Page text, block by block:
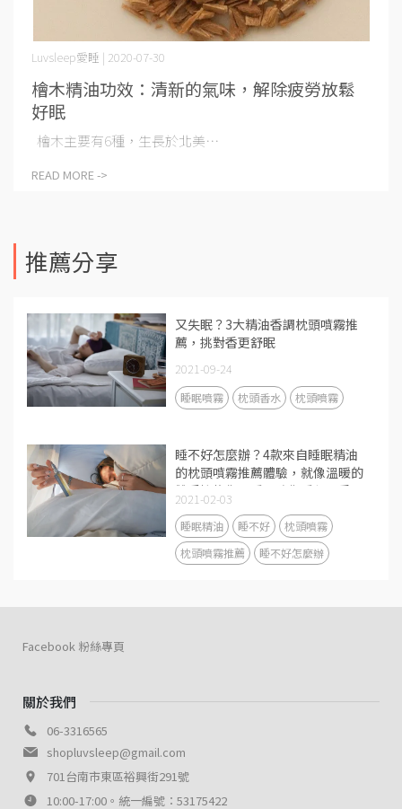
檜木精油功效：清新的氣味，解除疲勞放鬆
好眠
Luvsleep愛睡 | 2020-07-30
檜木主要有6種，生長於北美⋯
READ MORE ->
推薦分享
又失眠？3大精油香調枕頭噴霧推
薦，挑對香更舒眠
2021-09-24
睡眠噴霧 枕頭香水 枕頭噴霧
睡不好怎麼辦？4款來自睡眠精油
的枕頭噴霧推薦體驗，就像溫暖的
雙手擁抱你入睡，陪你睡得更香更
甜
2021-02-03
睡眠精油 睡不好
枕頭噴霧
枕頭噴霧推薦
睡不好怎麼辦
關於我們
06-3316565
shopluvsleep@gmail.com
701台南市東區裕興街291號
10:00-17:00。統一編號：53175422
Facebook 粉絲專頁